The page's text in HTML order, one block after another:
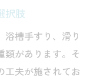
択肢
槽手すり、滑り
類があります。そ
工夫が施されてお